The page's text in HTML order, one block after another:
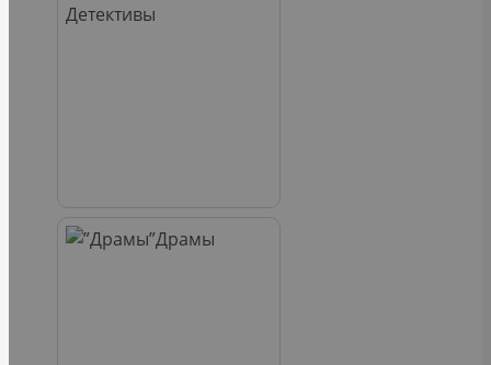
Детективы
Драмы